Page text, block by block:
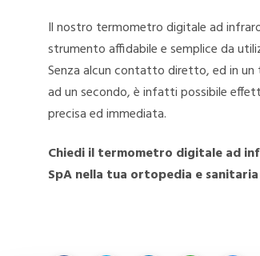
Il nostro termometro digitale ad
strumento affidabile e semplice da
Senza alcun contatto diretto, ed in un
ad un secondo, è infatti possibile
precisa ed immediata.
Chiedi il termometro digitale ad
SpA nella tua ortopedia e